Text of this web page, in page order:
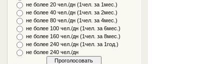
не более 20 чел./дн (1чел. за 1мес.)
не более 40 чел./дн (1чел. за 2мес.)
не более 80 чел./дн (1чел. за 4мес.)
не более 100 чел./дн (1чел. за 6мес.)
не более 160 чел./дн (1чел. за 8мес.)
не более 240 чел./дн (1чел. за 1год.)
не более 240 чел./дн